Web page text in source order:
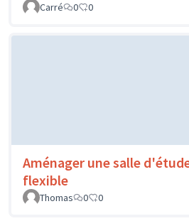
Carré
0 0
Aménager une salle
flexible
Thomas
0 0